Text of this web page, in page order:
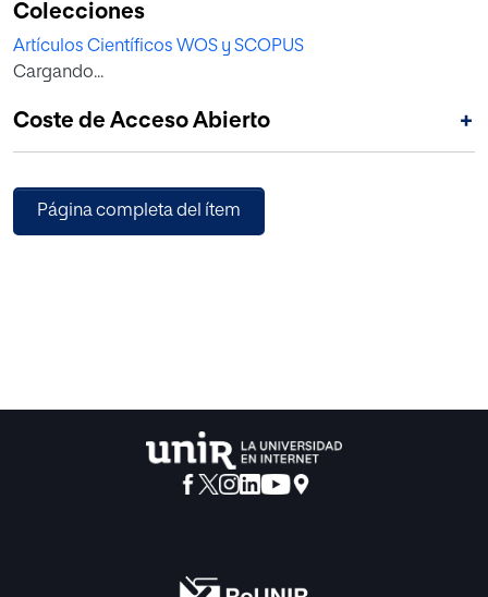
cubano se aprecia en el tratamiento de la dualidad entre
dos mundos, dos miradas que marcan las culturas e
interpretaciones, a veces diametralmente opuestas, entre
territorios americanos o europeos.
Colecciones
Artículos Científicos WOS y SCOPUS
Cargando...
Coste de Acceso Abierto +
Página completa del ítem